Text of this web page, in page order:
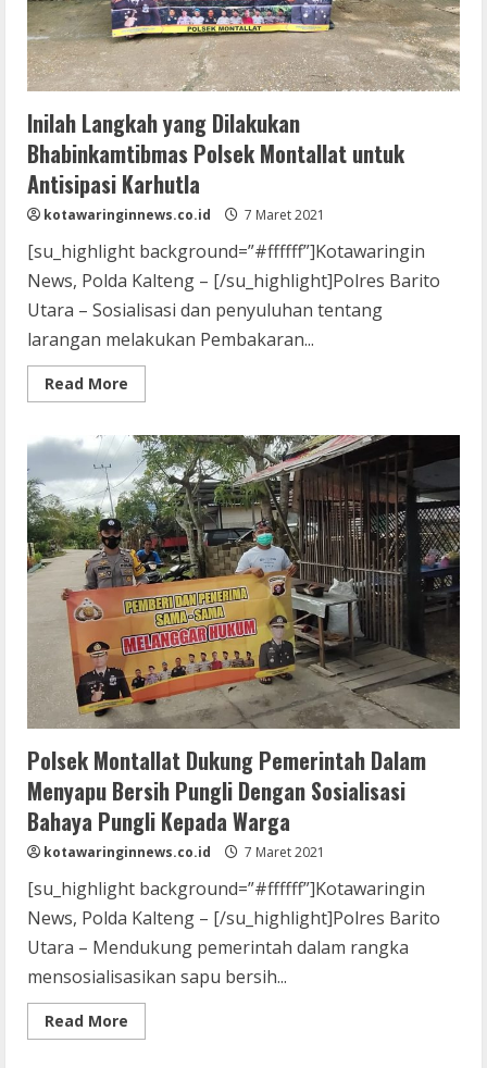
Inilah Langkah yang Dilakukan
Bhabinkamtibmas Polsek Montallat untuk
Antisipasi Karhutla
kotawaringinnews.co.id 7 Maret 2021
[su_highlight background=”#ffffff”]Kotawaringin
News, Polda Kalteng – [/su_highlight]Polres Barito
Utara – Sosialisasi dan penyuluhan tentang
larangan melakukan Pembakaran...
Read More
more
Langkah
yang
Dilakukan
Bhabinkamtibmas
Polsek
Montallat
untuk
Antisipasi
Karhutla
Polsek Montallat Dukung Pemerintah Dalam
Menyapu Bersih Pungli Dengan Sosialisasi
Bahaya Pungli Kepada Warga
kotawaringinnews.co.id 7 Maret 2021
[su_highlight background=”#ffffff”]Kotawaringin
News, Polda Kalteng – [/su_highlight]Polres Barito
Utara – Mendukung pemerintah dalam rangka
mensosialisasikan sapu bersih...
Read More
more